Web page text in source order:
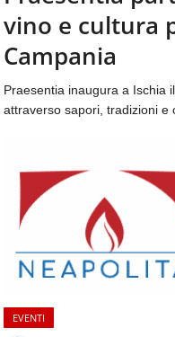
aggiornamenti
quotidiani
temi
come
ospitalità,
ristorazione,
beverage,
catering
e
quotidiani
sul
dell'alimentazione,
dei
CONTATTI
vino e cultura
Campania
Praesentia inaugura a Ischia
attraverso sapori, tradizioni e
EVENTI